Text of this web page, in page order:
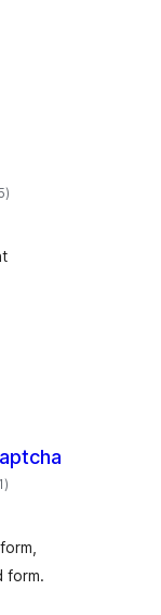
एकूण
मूल्यांकन
)
एकूण
मूल्यांकन
)
form.